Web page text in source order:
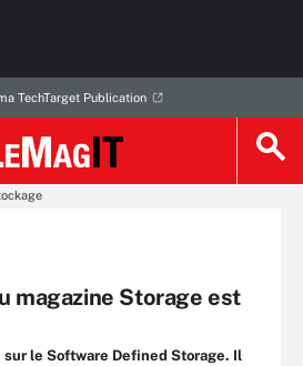
TechTarget Publication
magazine Storage est
sur le Software Defined Storage. Il